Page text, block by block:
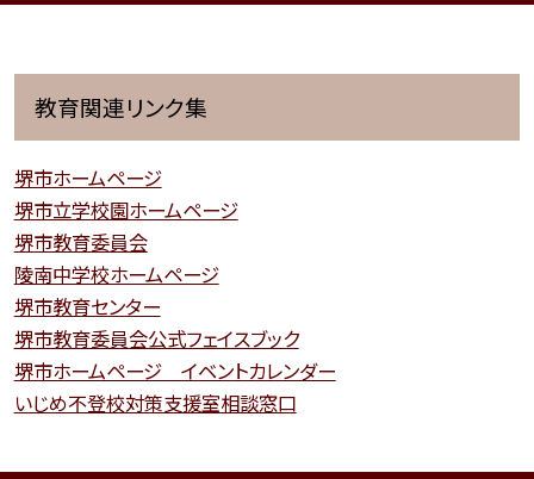
教育関連リンク集
堺市ホームページ
堺市立学校園ホームページ
堺市教育委員会
陵南中学校ホームページ
堺市教育センター
堺市教育委員会公式フェイスブック
堺市ホームページ イベントカレンダー
いじめ不登校対策支援室相談窓口